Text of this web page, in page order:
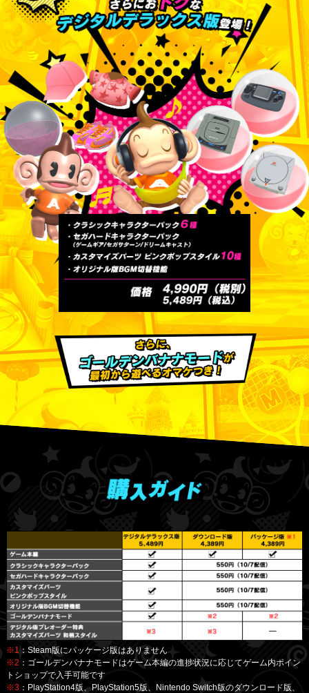
※1：Steam版にパッケージ版はありません
※2 ：ゴールデンバナナモードはゲーム本編の進捗状況に応じてゲーム内ポイン
トショップで入手可能です
※3：PlayStation4版、PlayStation5版、Nintendo Switch版のダウンロード版、